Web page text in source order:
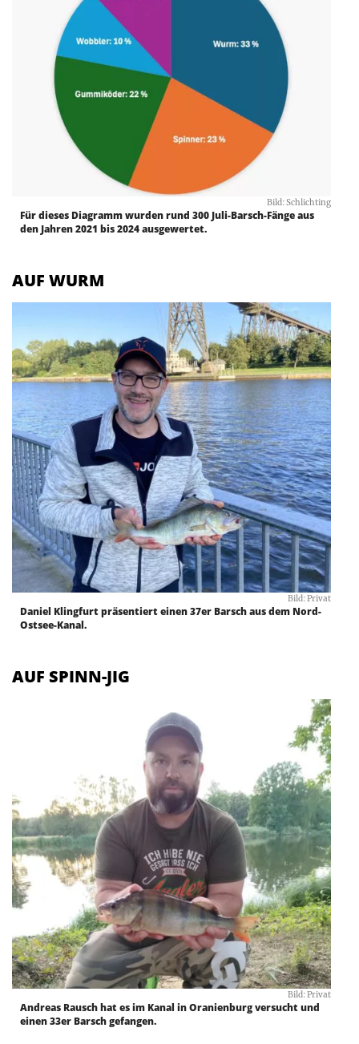
Bild: Schlichting
Für dieses Diagramm wurden rund 300 Juli-Barsch-Fänge aus
den Jahren 2021 bis 2024 ausgewertet.
AUF WURM
Bild: Privat
Daniel Klingfurt präsentiert einen 37er Barsch aus dem Nord-
Ostsee-Kanal.
AUF SPINN-JIG
Bild: Privat
Andreas Rausch hat es im Kanal in Oranienburg versucht und
einen 33er Barsch gefangen.